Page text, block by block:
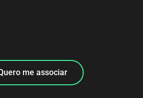
me associar